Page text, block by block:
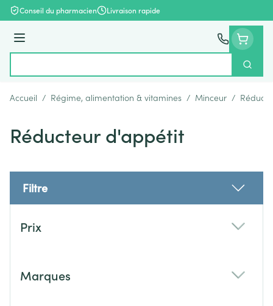
Aller au contenu
Conseil du pharmacien Livraison rapide
Menu
Accueil / Régime, alimentation & vitamines / Minceur /
Réducteur d'appétit
Filtre
Prix
Marques